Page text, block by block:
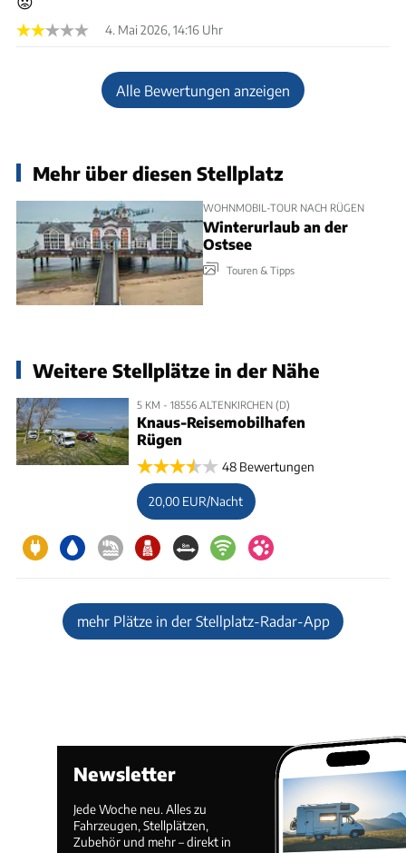
4. Mai 2026, 14:16 Uhr
Alle Bewertungen anzeigen
Mehr über diesen Stellplatz
WOHNMOBIL-TOUR NACH RÜGEN
Winterurlaub an der
Ostsee
Touren & Tipps
Weitere Stellplätze in der Nähe
5 KM - 18556 ALTENKIRCHEN (D)
Knaus-Reisemobilhafen
Rügen
48 Bewertungen
20,00 EUR/Nacht
mehr Plätze in der Stellplatz-Radar-App
Newsletter
Jede Woche neu. Alles zu
Fahrzeugen, Stellplätzen,
Zubehör und mehr – direkt in